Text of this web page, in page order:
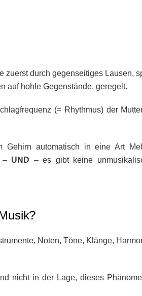
zuerst durch gegenseitiges Lausen,
auf hohle Gegenstände, geregelt.
(= Rhythmus) der
automatisch in eine Art
– UND – es gibt keine
Noten, Töne, Klänge,
nicht in der Lage, dieses